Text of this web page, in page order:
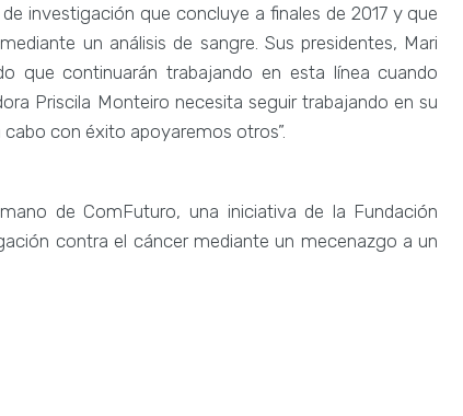
investigación que concluye a finales de 2017 y que
un análisis de sangre. Sus presidentes, Mari
que continuarán trabajando en esta línea cuando
Priscila Monteiro necesita seguir trabajando en su
con éxito apoyaremos otros”.
de ComFuturo, una iniciativa de la Fundación
contra el cáncer mediante un mecenazgo a un